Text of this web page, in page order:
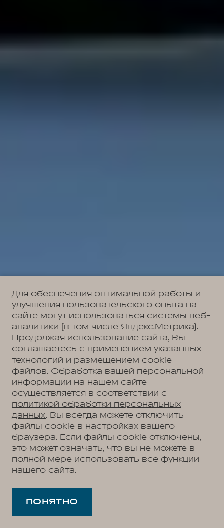
Для обеспечения оптимальной работы и
улучшения пользовательского опыта на
сайте могут использоваться системы веб-
аналитики (в том числе Яндекс.Метрика).
Продолжая использование сайта, Вы
соглашаетесь с применением указанных
технологий и размещением cookie-
файлов. Обработка вашей персональной
информации на нашем сайте
осуществляется в соответствии с
политикой обработки персональных
данных. Вы всегда можете отключить
файлы cookie в настройках вашего
браузера. Если файлы cookie отключены,
это может означать, что вы не можете в
полной мере использовать все функции
нашего сайта.
ПОНЯТНО